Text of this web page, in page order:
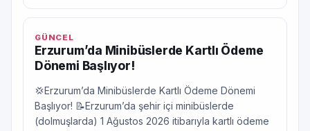
GÜNCEL
Erzurum’da Minibüslerde Kartlı Ödeme
Dönemi Başlıyor!
💢Erzurum’da Minibüslerde Kartlı Ödeme Dönemi
Başlıyor! 📝Erzurum’da şehir içi minibüslerde
(dolmuşlarda) 1 Ağustos 2026 itibarıyla kartlı ödeme